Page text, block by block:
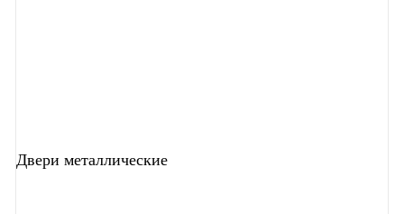
Двери металлические